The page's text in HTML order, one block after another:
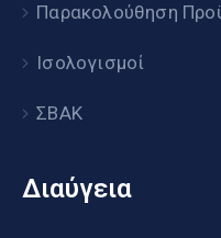
Παρακολούθηση
Ισολογισμοί
ΣΒΑΚ
Διαύγεια